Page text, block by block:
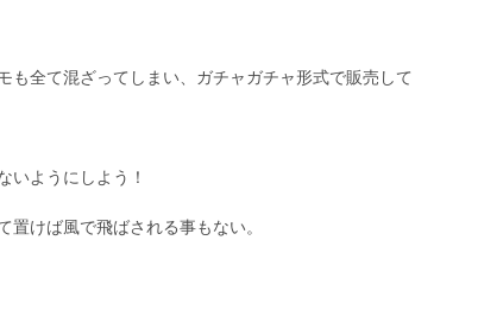
も全て混ざってしまい、ガチャガチャ形式で販売して
いようにしよう！
けば風で飛ばされる事もない。